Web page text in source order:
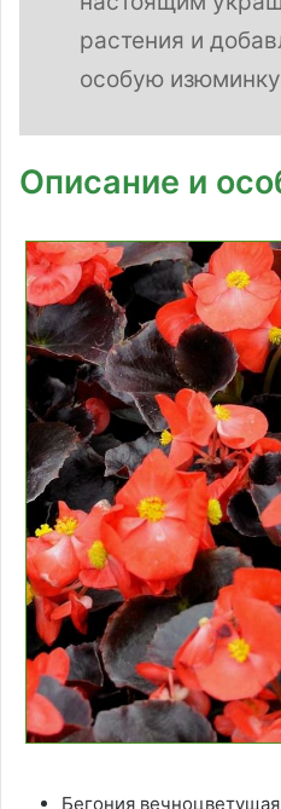
растения и
особую
Описание и
Бегония